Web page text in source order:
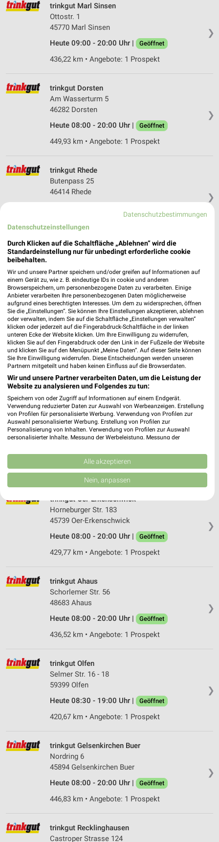
❯
trinkgut Marl Sinsen
Ottostr. 1
45770 Marl Sinsen
Heute 09:00 - 20:00 Uhr |
Geöffnet
436,22 km • Angebote: 1 Prospekt
❯
trinkgut Dorsten
Am Wasserturm 5
46282 Dorsten
Heute 08:00 - 20:00 Uhr |
Geöffnet
449,93 km • Angebote: 1 Prospekt
❯
trinkgut Rhede
Butenpass 25
46414 Rhede
462,72 km • Angebote: 1 Prospekt
trinkgut Herten
45701 Herten
Heute 08:00 - 20:00 Uhr | Geöffnet
443,80 km • Angebote: 1 Prospekt
Getränke Hoffmann Nottuln
Bodelschwinghstr. 38
48301 Nottuln
416,58 km • Angebote: 1 Prospekt
trinkgut Herten
Westerholter Straße 790
45701 Herten
Heute 08:00 - 20:00 Uhr | Geöffnet
442,38 km • Angebote: 1 Prospekt
❯
trinkgut Oer-Erkenschwick
Horneburger Str. 183
45739 Oer-Erkenschwick
Heute 08:00 - 20:00 Uhr |
Geöffnet
429,77 km • Angebote: 1 Prospekt
❯
trinkgut Ahaus
Schorlemer Str. 56
48683 Ahaus
Heute 08:00 - 20:00 Uhr |
Geöffnet
436,52 km • Angebote: 1 Prospekt
❯
trinkgut Olfen
Selmer Str. 16 - 18
59399 Olfen
Heute 08:30 - 19:00 Uhr |
Geöffnet
420,67 km • Angebote: 1 Prospekt
❯
trinkgut Gelsenkirchen Buer
Nordring 6
45894 Gelsenkirchen Buer
Heute 08:00 - 20:00 Uhr |
Geöffnet
446,83 km • Angebote: 1 Prospekt
trinkgut Recklinghausen
Castroper Strasse 124
Datenschutzbestimmungen
Datenschutzeinstellungen
Durch Klicken auf die Schaltfläche „Ablehnen“ wird die
Standardeinstellung nur für unbedingt erforderliche cookie
beibehalten.
Wir und unsere Partner speichern und/oder greifen auf Informationen auf
einem Gerät zu, wie z. B. eindeutige IDs in cookie und anderen
Browserspeichern, um personenbezogene Daten zu verarbeiten. Einige
Anbieter verarbeiten Ihre personenbezogenen Daten möglicherweise
aufgrund eines berechtigten Interesses. Um dem zu widersprechen, öffnen
Sie die „Einstellungen“. Sie können Ihre Einstellungen akzeptieren, ablehnen
oder verwalten, indem Sie auf die Schaltfläche „Einstellungen verwalten“
klicken oder jederzeit auf die Fingerabdruck-Schaltfläche in der linken
unteren Ecke der Website klicken. Um Ihre Einwilligung zu widerrufen,
klicken Sie auf den Fingerabdruck oder den Link in der Fußzeile der Website
und klicken Sie auf den Menüpunkt „Meine Daten“. Auf dieser Seite können
Sie Ihre Einwilligung widerrufen. Diese Entscheidungen werden unseren
Partnern mitgeteilt und haben keinen Einfluss auf die Browserdaten.
Wir und unsere Partner verarbeiten Daten, um die Leistung der
Website zu analysieren und Folgendes zu tun:
Speichern von oder Zugriff auf Informationen auf einem Endgerät.
Verwendung reduzierter Daten zur Auswahl von Werbeanzeigen. Erstellung
von Profilen für personalisierte Werbung. Verwendung von Profilen zur
Auswahl personalisierter Werbung. Erstellung von Profilen zur
Personalisierung von Inhalten. Verwendung von Profilen zur Auswahl
personalisierter Inhalte. Messung der Werbeleistung. Messung der
Kombinationen von Daten aus verschiedenen Quellen. Entwicklung und
Verbesserung der Angebote. Verwendung reduzierter Daten zur Auswahl
von Inhalten.
Daten können außerhalb der Europäischen Union weitergegeben und in die
Website/App.
Partnerliste anzeigen (1 IAB-Anbieter)
IAB-Verarbeitungszwecke:
Speichern von oder Zugriff auf Informationen
Verwendung reduzierter Daten zur Auswahl von
Werbeanzeigen
Erstellung von Profilen für personalisierte
Verwendung von Profilen zur Auswahl
Erstellung von Profilen zur Personalisierung
von Inhalten
Verwendung von Profilen zur Auswahl
personalisierter Inhalte
Messung der Performance von Inhalten
Analyse von Zielgruppen durch Statistiken oder
Entwicklung und Verbesserung der Angebote
Verwendung reduzierter Daten zur Auswahl von
Inhalten
Alle akzeptieren
Nein, anpassen